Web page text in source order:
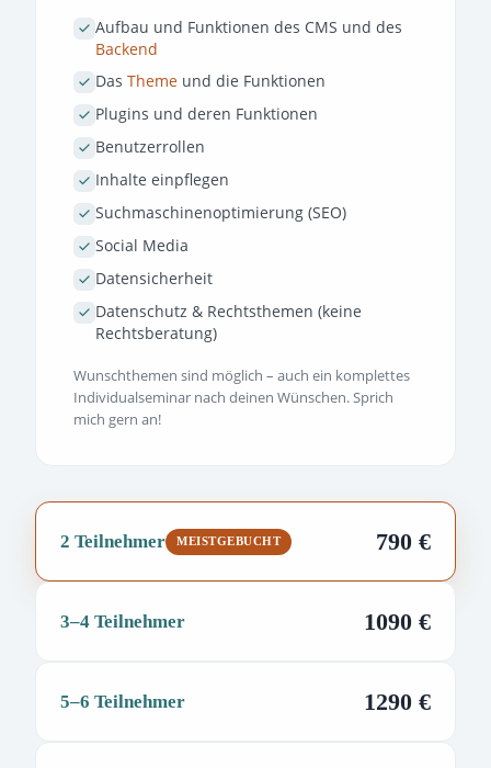
Aufbau und Funktionen des CMS und des
Backend
Das Theme und die Funktionen
Plugins und deren Funktionen
Benutzerrollen
Inhalte einpflegen
Suchmaschinenoptimierung (SEO)
Social Media
Datensicherheit
Datenschutz & Rechtsthemen (keine
Rechtsberatung)
Wunschthemen sind möglich – auch ein komplettes
Individualseminar nach deinen Wünschen. Sprich
mich gern an!
2 Teilnehmer MEISTGEBUCHT 790 €
3–4 Teilnehmer 1090 €
5–6 Teilnehmer 1290 €